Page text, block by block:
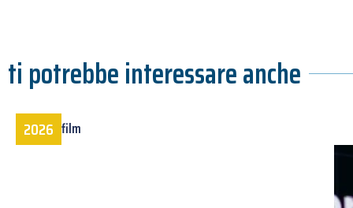
ti potrebbe interessare anche
2026 film